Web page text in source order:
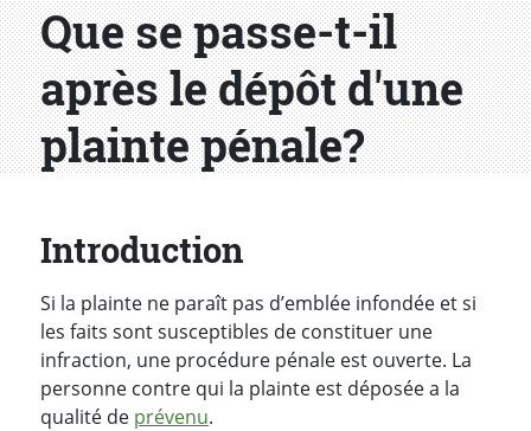
Que se passe-t-il
après le dépôt d'une
plainte pénale?
Introduction
Si la plainte ne paraît pas d’emblée infondée et si
les faits sont susceptibles de constituer une
infraction, une procédure pénale est ouverte. La
personne contre qui la plainte est déposée a la
qualité de prévenu.